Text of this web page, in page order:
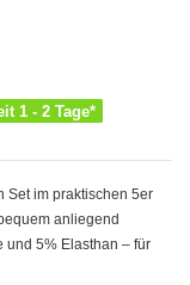
1 - 2 Tage*
Set im praktischen 5er
anliegend
und 5% Elasthan – für